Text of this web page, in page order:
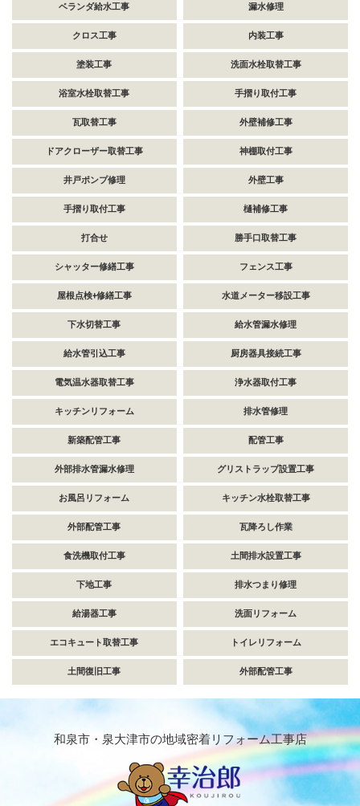
ベランダ給水工事 漏水修理
クロス工事 内装工事
塗装工事 洗面水栓取替工事
浴室水栓取替工事 手摺り取付工事
瓦取替工事 外壁補修工事
ドアクローザー取替工事 神棚取付工事
井戸ポンプ修理 外壁工事
手摺り取付工事 樋補修工事
打合せ 勝手口取替工事
シャッター修繕工事 フェンス工事
屋根点検+修繕工事 水道メーター移設工事
下水切替工事 給水管漏水修理
給水管引込工事 厨房器具接続工事
電気温水器取替工事 浄水器取付工事
キッチンリフォーム 排水管修理
新築配管工事 配管工事
外部排水管漏水修理 グリストラップ設置工事
お風呂リフォーム キッチン水栓取替工事
外部配管工事 瓦降ろし作業
食洗機取付工事 土間排水設置工事
下地工事 排水つまり修理
給湯器工事 洗面リフォーム
エコキュート取替工事 トイレリフォーム
土間復旧工事 外部配管工事
和泉市・泉大津市の地域密着リフォーム工事店